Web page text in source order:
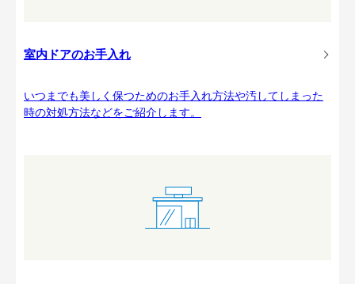
室内ドアのお手入れ
いつまでも美しく保つためのお手入れ方法や汚してしまった
時の対処方法などをご紹介します。